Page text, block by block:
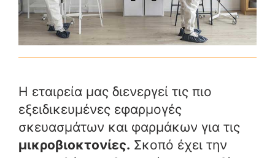
Η εταιρεία μας διενεργεί τις πιο
εξειδικευμένες εφαρμογές
σκευασμάτων και φαρμάκων για τις
μικροβιοκτονίες. Σκοπό έχει την